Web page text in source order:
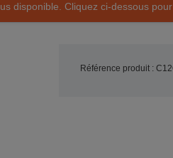
disponible. Cliquez ci-dessous
Référence produit :